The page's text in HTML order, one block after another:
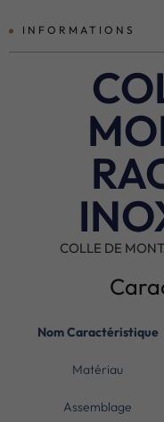
INFORMATIONS
COLLE DE
Nom Caractéristique
Matériau
Assemblage